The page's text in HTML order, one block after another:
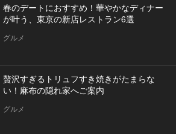
春のデートにおすすめ！華やかなディナー
が叶う、東京の新店レストラン6選
グルメ
贅沢すぎるトリュフすき焼きがたまらな
い！麻布の隠れ家へご案内
グルメ